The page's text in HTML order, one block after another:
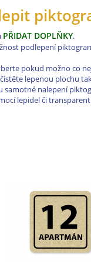
PŘIDAT DOPLŇKY.
podlepení
pokud možno co
lepenou plochu
nalepení
lepidel či